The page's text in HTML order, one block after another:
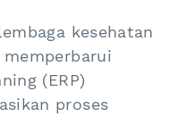
kesehatan
(ERP)
proses